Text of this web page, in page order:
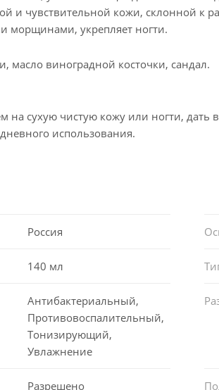
и чувствительной кожи, склонной к
морщинами, укрепляет ногти.
масло виноградной косточки, сандал.
на сухую чистую кожу или ногти, дать
использования.
Россия
140 мл
Антибактериальный,
Противовоспалительный,
Тонизирующий,
Увлажнение
Разрешено